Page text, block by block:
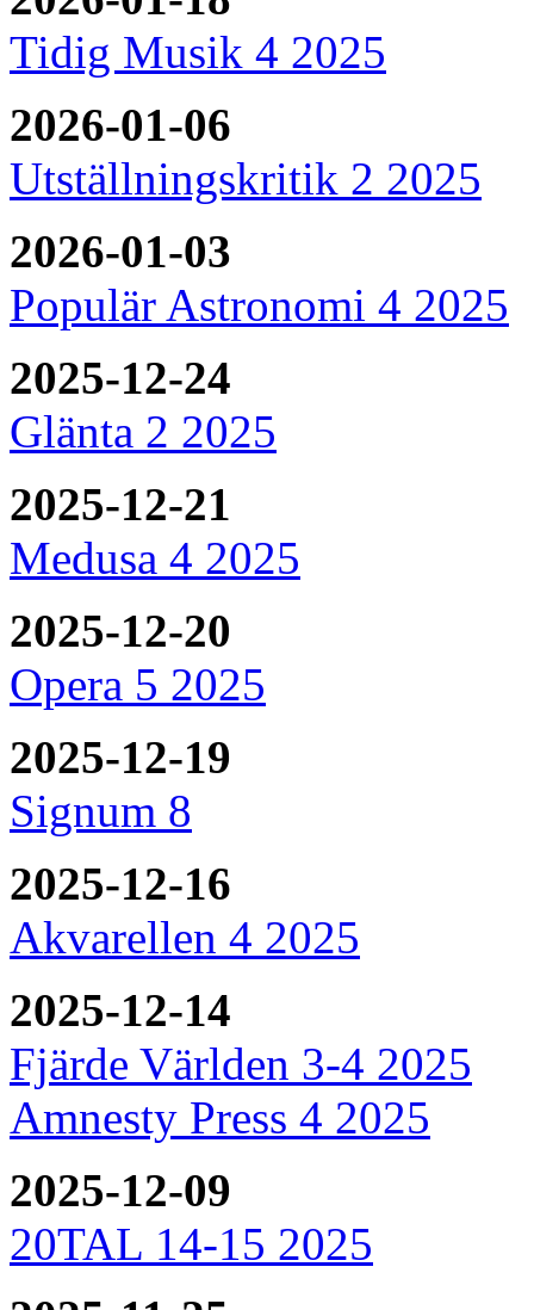
Tidig Musik 4 2025
2026-01-06
Utställningskritik 2 2025
2026-01-03
Populär Astronomi 4 2025
2025-12-24
Glänta 2 2025
2025-12-21
Medusa 4 2025
2025-12-20
Opera 5 2025
2025-12-19
Signum 8
2025-12-16
Akvarellen 4 2025
2025-12-14
Fjärde Världen 3-4 2025
Amnesty Press 4 2025
2025-12-09
20TAL 14-15 2025